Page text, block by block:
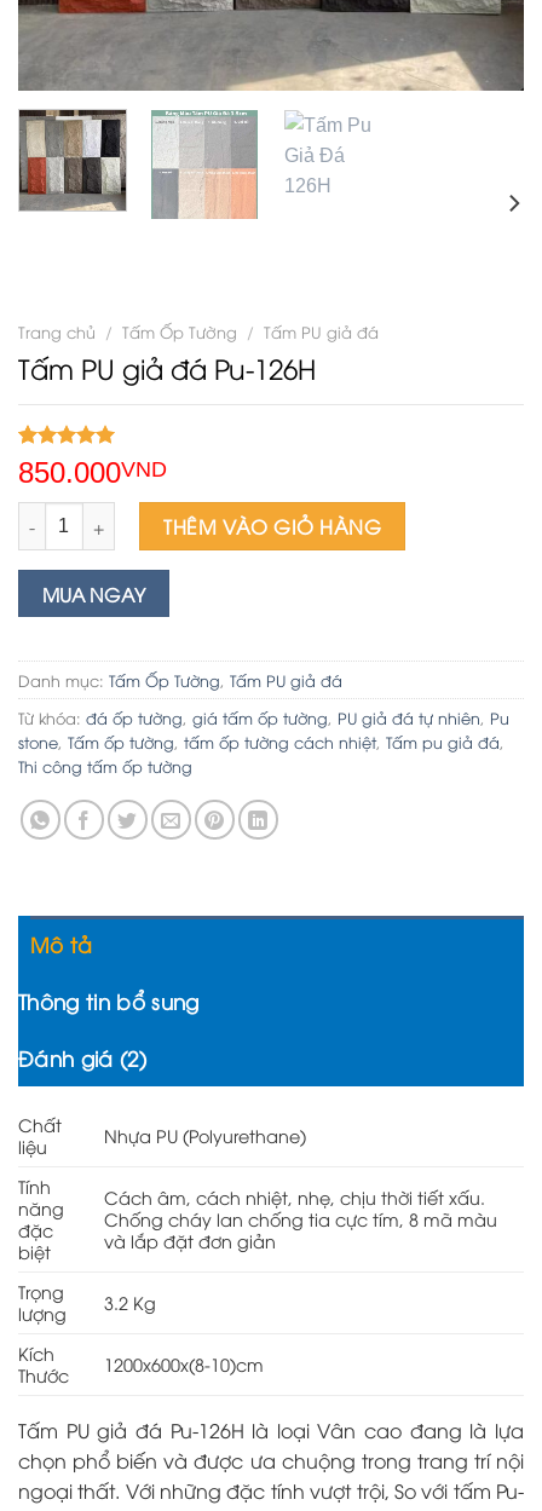
Trang chủ / Tấm Ốp Tường / Tấm PU giả đá
Tấm PU giả đá Pu-126H
5.00trên 5
dựa trên
2
đánh giá
850.000VND
Tấm PU giả đá Pu-126H số lượng
THÊM VÀO GIỎ HÀNG
MUA NGAY
Danh mục: Tấm Ốp Tường, Tấm PU giả đá
Từ khóa: đá ốp tường, giá tấm ốp tường, PU giả đá tự nhiên, Pu
stone, Tấm ốp tường, tấm ốp tường cách nhiệt, Tấm pu giả đá,
Thi công tấm ốp tường
Mô tả
Thông tin bổ sung
Đánh giá (2)
Chất
liệu
Nhựa PU (Polyurethane)
Tính
năng
đặc
biệt
Cách âm, cách nhiệt, nhẹ, chịu thời tiết xấu.
Chống cháy lan chống tia cực tím, 8 mã màu
và lắp đặt đơn giản
Trọng
lượng
3.2 Kg
Kích
Thước
1200x600x(8-10)cm
Tấm PU giả đá Pu-126H là loại Vân cao đang là lựa
chọn phổ biến và được ưa chuộng trong trang trí nội
ngoại thất. Với những đặc tính vượt trội, So với tấm Pu-